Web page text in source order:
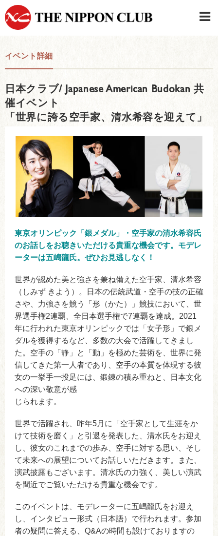
イベント詳細
日本クラブ/ Japanese American Budokan 共
催イベント
「世界に誇る空手家、清水希容を迎えて」
東京オリンピック「銀メダル」・空手家の清水希容氏
のお話しをお聴きいただける貴重な機会です。モデレ
ーターは五嶋龍氏。ぜひお見逃しなく！
世界が認めた美と強さを兼ね備えた空手家、清水希容
（しみず きよう）。日本の伝統武道・空手の技の正確
さや、力強さを競う「形（かた）」競技において、世
界選手権2連覇、全日本選手権で7連覇を達成。2021
年に行われた東京オリンピックでは「女子形」で銀メ
ダルを獲得するなど、多数の大会で活躍してきまし
た。空手の「静」と「動」を極めた芸術を、世界に発
信してきた第一人者であり、空手の本質を体現する彼
女の一挙手一投足には、鍛錬の積み重ねと、日本文化
への深い敬意が感
じられます。
世界で活躍され、昨年5月に「空手家として生涯をか
けて技術を磨く」と引退を発表した、清水氏をお迎え
し、彼女のこれまでの歩み、空手に対する思い、そし
て未来への展望についてお話しいただきます。また、
演武披露もございます。清水氏の力強く、美しい演武
を間近でご覧いただける貴重な機会です。
このイベントは、モデレーターに五嶋龍氏をお迎え
し、インタビュー形式（日本語）で行われます。参加
者の疑問に答える、Q&Aの時間も設けておりますの
日本クラブメンバーログイン
連絡先・駐車場
はじめてご利用の方はこちら
›